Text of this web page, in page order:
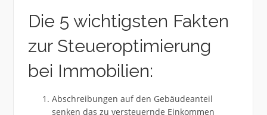
Die 5 wichtigsten Fakten
zur Steueroptimierung
bei Immobilien:
Abschreibungen auf den Gebäudeanteil
senken das zu versteuernde Einkommen